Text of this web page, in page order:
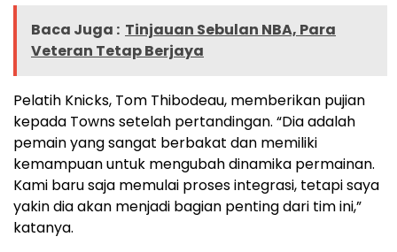
Baca Juga : Tinjauan Sebulan NBA, Para
Veteran Tetap Berjaya
Pelatih Knicks, Tom Thibodeau, memberikan pujian
kepada Towns setelah pertandingan. “Dia adalah
pemain yang sangat berbakat dan memiliki
kemampuan untuk mengubah dinamika permainan.
Kami baru saja memulai proses integrasi, tetapi saya
yakin dia akan menjadi bagian penting dari tim ini,”
katanya.